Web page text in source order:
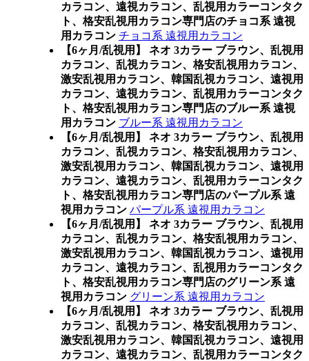
カラコン、遠視カラコン、乱視用カラーコンタク
ト、格安乱視用カラコン専門店のチョコ系 遠視
用カラコン チョコ系 遠視用カラコン
【6ヶ月/乱視用】 ネオ 3カラー ブラウン、乱視用
カラコン、乱視カラコン、格安乱視用カラコン、
激安乱視用カラコン、韓国乱視カラコン、遠視用
カラコン、遠視カラコン、乱視用カラーコンタク
ト、格安乱視用カラコン専門店のブルー系 遠視
用カラコン ブルー系 遠視用カラコン
【6ヶ月/乱視用】 ネオ 3カラー ブラウン、乱視用
カラコン、乱視カラコン、格安乱視用カラコン、
激安乱視用カラコン、韓国乱視カラコン、遠視用
カラコン、遠視カラコン、乱視用カラーコンタク
ト、格安乱視用カラコン専門店のパープル系 遠
視用カラコン パープル系 遠視用カラコン
【6ヶ月/乱視用】 ネオ 3カラー ブラウン、乱視用
カラコン、乱視カラコン、格安乱視用カラコン、
激安乱視用カラコン、韓国乱視カラコン、遠視用
カラコン、遠視カラコン、乱視用カラーコンタク
ト、格安乱視用カラコン専門店のグリーン系 遠
視用カラコン グリーン系 遠視用カラコン
【6ヶ月/乱視用】 ネオ 3カラー ブラウン、乱視用
カラコン、乱視カラコン、格安乱視用カラコン、
激安乱視用カラコン、韓国乱視カラコン、遠視用
カラコン、遠視カラコン、乱視用カラーコンタク